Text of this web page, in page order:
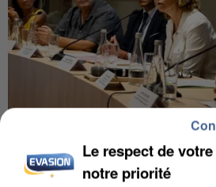
INCENDIES : L’ÎLE-DE-
DE SOLIDARITÉ AVEC LES...
Le respect de
notre priorité